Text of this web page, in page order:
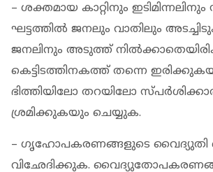
– ശക്തമായ കാറ്റിനും
ഘട്ടത്തിൽ ജനലും വാതിലും
ജനലിനും അടുത്ത്
കെട്ടിടത്തിനകത്ത് തന്നെ
ഭിത്തിയിലോ തറയിലോ
ശ്രമിക്കുകയും ചെയ്യുക.
– ഗൃഹോപകരണങ്ങളുടെ വൈദ്യുതി
വിഛേദിക്കുക.